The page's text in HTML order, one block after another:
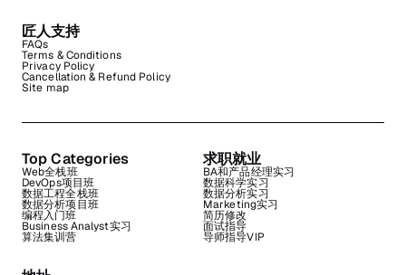
匠人支持
FAQs
Terms & Conditions
Privacy Policy
Cancellation & Refund Policy
Site map
Top Categories
Web全栈班
DevOps项目班
数据工程全栈班
数据分析项目班
编程入门班
Business Analyst实习
算法集训营
求职就业
BA和产品经理实习
数据科学实习
数据分析实习
Marketing实习
简历修改
面试指导
导师指导VIP